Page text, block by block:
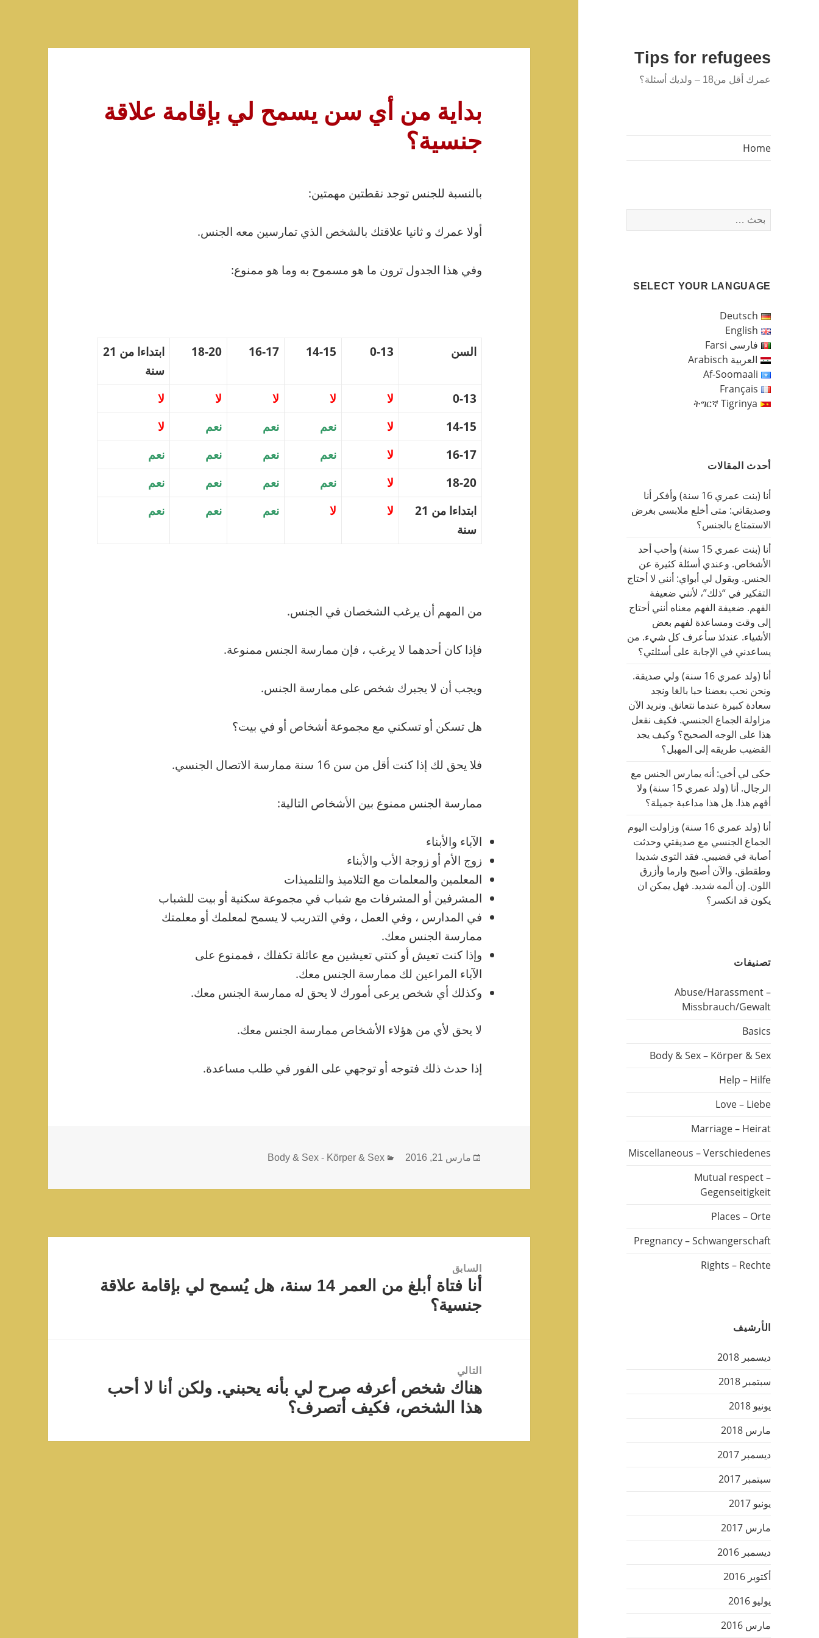
Tips for refugees
عمرك أقل من18 – ولديك أسئلة؟
Home
البحث
عن:
SELECT YOUR LANGUAGE
Deutsch
English
فارسی Farsi
العربية Arabisch
Af-Soomaali
Français
ትግርኛ Tigrinya
أحدث المقالات
أنا (بنت عمري 16 سنة) وأفكر أنا
وصديقاتي: متى أخلع ملابسي بغرض
الاستمتاع بالجنس؟
أنا (بنت عمري 15 سنة) وأحب أحد
الأشخاص. وعندي أسئلة كثيرة عن
الجنس. ويقول لي أبواي: أنني لا أحتاج
التفكير في “ذلك”، لأنني ضعيفة
الفهم. ضعيفة الفهم معناه أنني أحتاج
إلى وقت ومساعدة لفهم بعض
الأشياء. عندئذ سأعرف كل شيء. من
يساعدني في الإجابة على أسئلتي؟
أنا (ولد عمري 16 سنة) ولي صديقة.
ونحن نحب بعضنا حبا بالغا ونجد
سعادة كبيرة عندما نتعانق. ونريد الآن
مزاولة الجماع الجنسي. فكيف نقعل
هذا على الوجه الصحيح؟ وكيف يجد
القضيب طريقه إلى المهبل؟
حكى لي أخي: أنه يمارس الجنس مع
الرجال. أنا (ولد عمري 15 سنة) ولا
أفهم هذا. هل هذا مداعبة جميلة؟
أنا (ولد عمري 16 سنة) وزاولت اليوم
الجماع الجنسي مع صديقتي وحدثت
أصابة في قضيبي. فقد التوى شديدا
وطقطق. والآن أصبح وارما وأزرق
اللون. إن ألمه شديد. فهل يمكن ان
يكون قد انكسر؟
تصنيفات
Abuse/Harassment –
Missbrauch/Gewalt
Basics
Body & Sex – Körper & Sex
Help – Hilfe
Love – Liebe
Marriage – Heirat
Miscellaneous – Verschiedenes
Mutual respect –
Gegenseitigkeit
Places – Orte
Pregnancy – Schwangerschaft
Rights – Rechte
الأرشيف
ديسمبر 2018
سبتمبر 2018
يونيو 2018
مارس 2018
ديسمبر 2017
سبتمبر 2017
يونيو 2017
مارس 2017
ديسمبر 2016
أكتوبر 2016
يوليو 2016
مارس 2016
بداية من أي سن يسمح لي بإقامة علاقة
جنسية؟
بالنسبة للجنس توجد نقطتين مهمتين:
أولا عمرك و ثانيا علاقتك بالشخص الذي تمارسين معه الجنس.
وفي هذا الجدول ترون ما هو مسموح به وما هو ممنوع:
السن 0-13
14-15
16-17
18-20
ابتداءا من 21
سنة
0-13
لا لا لا لا
لا
14-15
لا نعم نعم نعم
لا
16-17
لا نعم نعم نعم
نعم
18-20
لا نعم نعم نعم
نعم
ابتداءا من 21
سنة
لا لا نعم نعم نعم
من المهم أن يرغب الشخصان في الجنس.
فإذا كان أحدهما لا يرغب ، فإن ممارسة الجنس ممنوعة.
ويجب أن لا يجبرك شخص على ممارسة الجنس.
هل تسكن أو تسكني مع مجموعة أشخاص أو في بيت؟
فلا يحق لك إذا كنت أقل من سن 16 سنة ممارسة الاتصال الجنسي.
ممارسة الجنس ممنوع بين الأشخاص التالية:
الآباء والأبناء
زوج الأم أو زوجة الأب والأبناء
المعلمين والمعلمات مع التلاميذ والتلميذات
المشرفين أو المشرفات مع شباب في مجموعة سكنية أو بيت للشباب
في المدارس ، وفي العمل ، وفي التدريب لا يسمح لمعلمك أو معلمتك
ممارسة الجنس معك.
وإذا كنت تعيش أو كنتي تعيشين مع عائلة تكفلك ، فممنوع على
الآباء المراعين لك ممارسة الجنس معك.
وكذلك أي شخص يرعى أمورك لا يحق له ممارسة الجنس معك.
لا يحق لأي من هؤلاء الأشخاص ممارسة الجنس معك.
إذا حدث ذلك فتوجه أو توجهي على الفور في طلب مساعدة.
نُشرت
مارس 21, 2016 التصنيفات
Body & Sex - Körper & Sex
السابق
المقالة
السابقة:
أنا فتاة أبلغ من العمر 14 سنة، هل يُسمح لي بإقامة علاقة
جنسية؟
التالي
المقالة
التالية:
هناك شخص أعرفه صرح لي بأنه يحبني. ولكن أنا لا أحب
هذا الشخص، فكيف أتصرف؟